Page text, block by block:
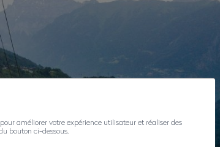
améliorer votre expérience utilisateur et réaliser des
bouton ci-dessous.